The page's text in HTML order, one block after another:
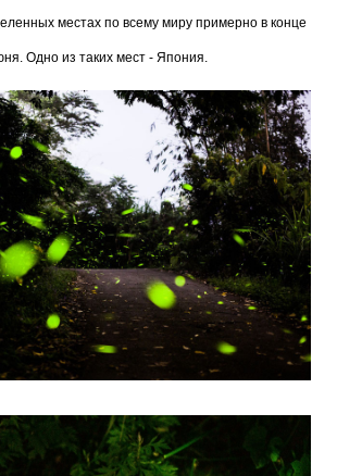
местах по всему миру примерно в конце
Одно из таких мест - Япония.